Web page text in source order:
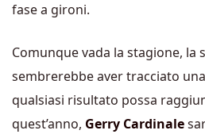
fase a gironi.
Comunque vada la stagione, la
sembrerebbe aver tracciato
qualsiasi risultato possa
quest’anno, Gerry Cardinale